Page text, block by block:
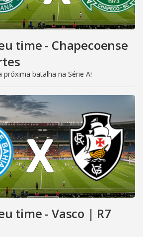
time - Chapecoense
próxima batalha na Série A!
time - Vasco | R7